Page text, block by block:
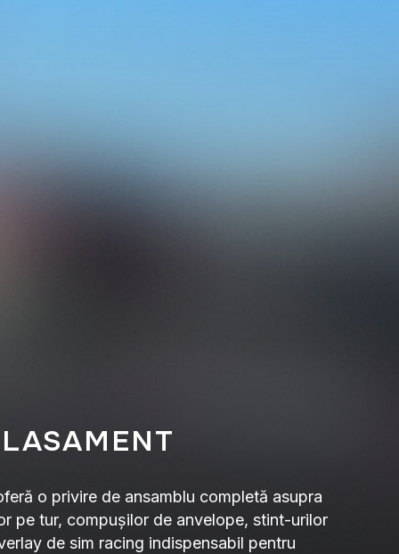
o privire de ansamblu completă asupra
pe tur, compușilor de anvelope, stint-urilor
de sim racing indispensabil pentru